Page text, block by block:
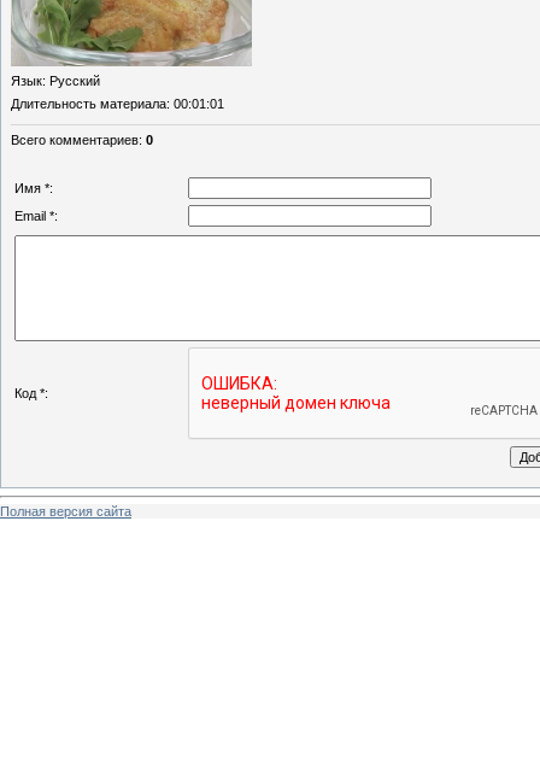
Язык: Русский
Длительность материала: 00:01:01
Всего комментариев: 0
Имя *:
Email *:
Код *:
Полная версия сайта